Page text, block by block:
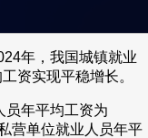
年，我国城镇就业
资实现平稳增长。
员年平均工资为
营单位就业人员年平